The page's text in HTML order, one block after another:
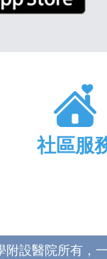
社區服
設醫院所有，